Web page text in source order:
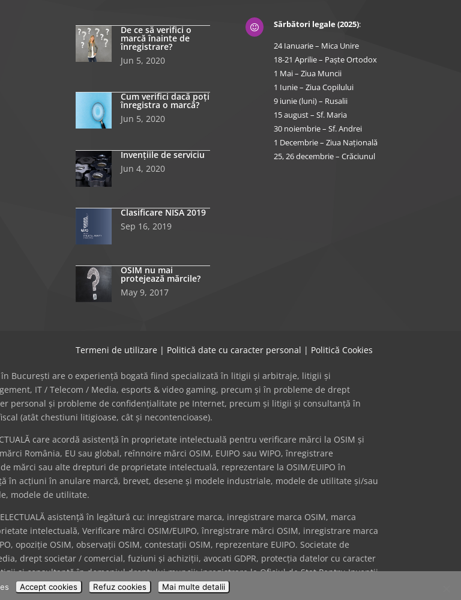
De ce să verifici o
marcă înainte de
înregistrare?
Jun 5, 2020
Cum verifici dacă poți
înregistra o marcă?
Jun 5, 2020
Invențiile de serviciu
Jun 4, 2020
Clasificare NISA 2019
Sep 16, 2019
OSIM nu mai
protejează mărcile?
May 9, 2017
 Sărbători legale (2025):
24 Ianuarie – Mica Unire
18-21 Aprilie – Paște Ortodox
1 Mai – Ziua Muncii
1 Iunie – Ziua Copilului
9 iunie (luni) – Rusalii
15 august – Sf. Maria
30 noiembrie – Sf. Andrei
1 Decembrie – Ziua Națională
25, 26 decembrie – Crăciunul
Termeni de utilizare | Politică date cu caracter personal | Politică Cookies
în București are o experiență bogată fiind specializată în litigii și arbitraje, litigii și
IT / Telecom / Media, esports & video gaming, precum și în probleme de drept
personal și probleme de confidențialitate pe Internet, precum și litigii și consultanță în
(atât chestiuni litigioase, cât și necontencioase).
care acordă asistență în proprietate intelectuală pentru verificare mărci la OSIM și
România, EU sau global, reînnoire mărci OSIM, EUIPO sau WIPO, înregistrare
mărci sau alte drepturi de proprietate intelectuală, reprezentare la OSIM/EUIPO în
în acțiuni în anulare marcă, brevet, desene și modele industriale, modele de utilitate și/sau
modele de utilitate.
asistență în legătură cu: inregistrare marca, inregistrare marca OSIM, marca
intelectuală, Verificare mărci OSIM/EUIPO, înregistrare mărci OSIM, inregistrare marca
opoziție OSIM, observații OSIM, contestații OSIM, reprezentare EUIPO. Societate de
drept societar / comercial, fuziuni și achiziții, avocati GDPR, protecția datelor cu caracter
și consultanță în domeniul dreptului muncii; inregistrare la Oficiul de Stat Pentru Invenții
(EUIPO); inregistrare marca internationala
Accept cookies Refuz cookies Mai multe detalii